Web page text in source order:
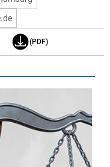
(PDF)